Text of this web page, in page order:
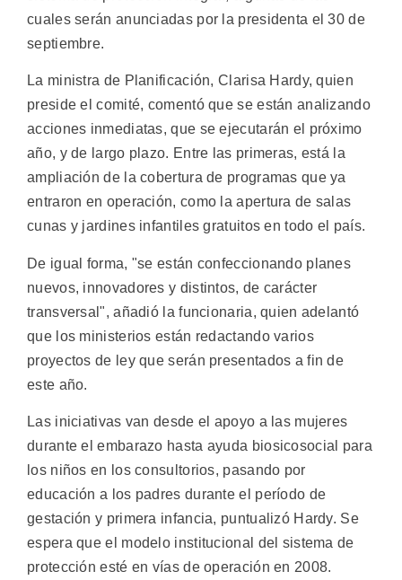
cuales serán anunciadas por la presidenta el 30 de
septiembre.
La ministra de Planificación, Clarisa Hardy, quien
preside el comité, comentó que se están analizando
acciones inmediatas, que se ejecutarán el próximo
año, y de largo plazo. Entre las primeras, está la
ampliación de la cobertura de programas que ya
entraron en operación, como la apertura de salas
cunas y jardines infantiles gratuitos en todo el país.
De igual forma, "se están confeccionando planes
nuevos, innovadores y distintos, de carácter
transversal", añadió la funcionaria, quien adelantó
que los ministerios están redactando varios
proyectos de ley que serán presentados a fin de
este año.
Las iniciativas van desde el apoyo a las mujeres
durante el embarazo hasta ayuda biosicosocial para
los niños en los consultorios, pasando por
educación a los padres durante el período de
gestación y primera infancia, puntualizó Hardy. Se
espera que el modelo institucional del sistema de
protección esté en vías de operación en 2008.